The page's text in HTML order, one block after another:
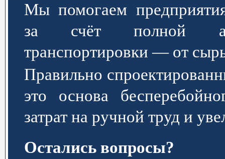
Мы помогаем
за счёт полной
транспортировки — от
Правильно
это основа
затрат на ручной труд и
Остались вопросы?